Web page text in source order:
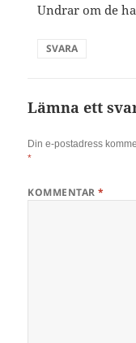
Undrar om de
SVARA
Lämna ett
Din e-postadress
*
KOMMENTAR*